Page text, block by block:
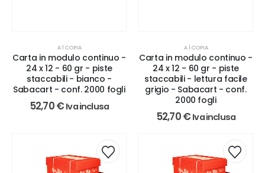
A 1 COPIA
Carta in modulo continuo -
24 x 12 - 60 gr - piste
staccabili - bianco -
Sabacart - conf. 2000 fogli
52,70€ Iva inclusa
A 1 COPIA
Carta in modulo continuo -
24 x 12 - 60 gr - piste
staccabili - lettura facile
grigio - Sabacart - conf.
2000 fogli
52,70€ Iva inclusa